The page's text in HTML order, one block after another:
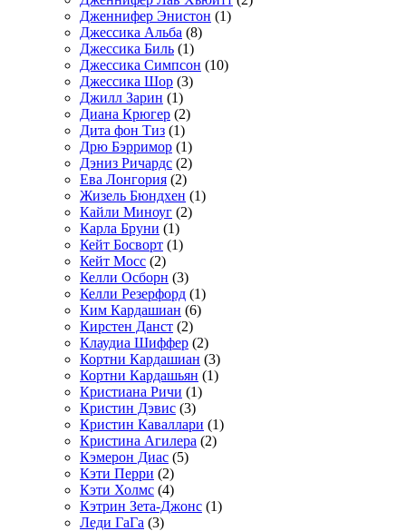
Дженнифер Энистон (1)
Джессика Альба (8)
Джессика Биль (1)
Джессика Симпсон (10)
Джессика Шор (3)
Джилл Зарин (1)
Диана Крюгер (2)
Дита фон Тиз (1)
Дрю Бэрримор (1)
Дэниз Ричардс (2)
Ева Лонгория (2)
Жизель Бюндхен (1)
Кайли Миноуг (2)
Карла Бруни (1)
Кейт Босворт (1)
Кейт Мосс (2)
Келли Осборн (3)
Келли Резерфорд (1)
Ким Кардашиан (6)
Кирстен Данст (2)
Клаудиа Шиффер (2)
Кортни Кардашиан (3)
Кортни Кардашьян (1)
Кристиана Ричи (1)
Кристин Дэвис (3)
Кристин Каваллари (1)
Кристина Агилера (2)
Кэмерон Диас (5)
Кэти Перри (2)
Кэти Холмс (4)
Кэтрин Зета-Джонс (1)
Леди ГаГа (3)